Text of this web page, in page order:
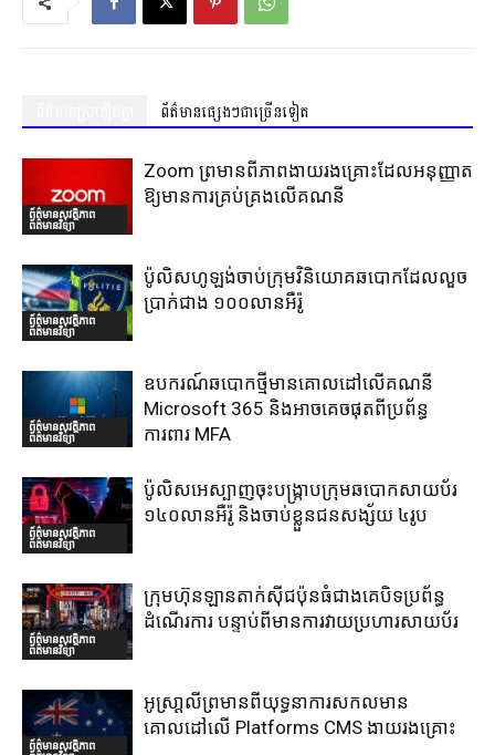
ព័ត៌មានផ្សេងៗជាច្រើនទៀត
ព័ត៌មានសុវត្ថិភាព
ព័ត៌មានវិទ្យា
Zoom ព្រមានពីភាពងាយរងគ្រោះដែលអនុញ្ញាត
ឱ្យមានការគ្រប់គ្រងលើគណនី
ព័ត៌មានសុវត្ថិភាព
ព័ត៌មានវិទ្យា
ប៉ូលិសហូឡង់ចាប់ក្រុមវិនិយោគឆបោកដែលលួច
ប្រាក់ជាង ១០០លានអឺរ៉ូ
ព័ត៌មានសុវត្ថិភាព
ព័ត៌មានវិទ្យា
ឧបករណ៍ឆបោកថ្មីមានគោលដៅលើគណនី
Microsoft 365 និងអាចគេចផុតពីប្រព័ន្ធ
ការពារ MFA
ព័ត៌មានសុវត្ថិភាព
ព័ត៌មានវិទ្យា
ប៉ូលិសអេស្បាញចុះបង្រ្កាបក្រុមឆបោកសាយប័រ
១៤០លានអឺរ៉ូ និងចាប់ខ្លួនជនសង្ស័យ ៤រូប
ព័ត៌មានសុវត្ថិភាព
ព័ត៌មានវិទ្យា
ក្រុមហ៊ុនឡានតាក់ស៊ីជប៉ុនធំជាងគេបិទប្រព័ន្ធ
ដំណើរការ បន្ទាប់ពីមានការវាយប្រហារសាយប័រ
ព័ត៌មានសុវត្ថិភាព
អូស្រា្តលីព្រមានពីយុទ្ធនាការសកលមាន
គោលដៅលើ Platforms CMS ងាយរងគ្រោះ